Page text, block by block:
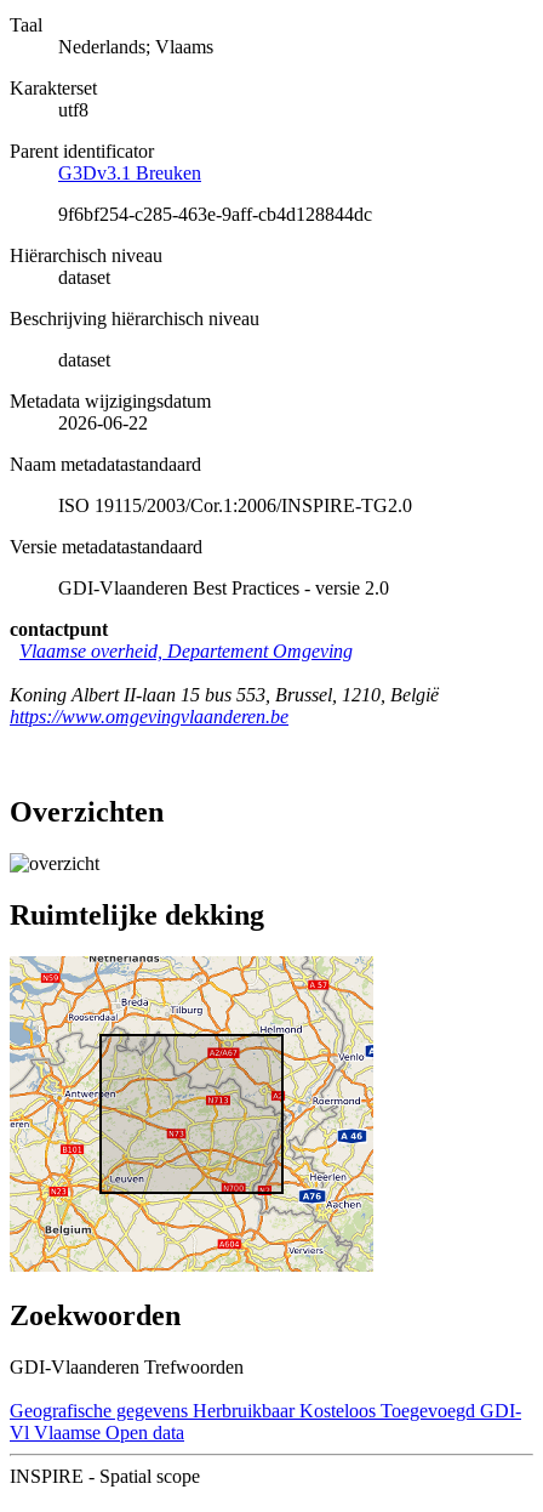
Taal
Nederlands; Vlaams
Karakterset
utf8
Parent identificator
G3Dv3.1 Breuken
9f6bf254-c285-463e-9aff-cb4d128844dc
Hiërarchisch niveau
dataset
Beschrijving hiërarchisch niveau
dataset
Metadata wijzigingsdatum
2026-06-22
Naam metadatastandaard
ISO 19115/2003/Cor.1:2006/INSPIRE-TG2.0
Versie metadatastandaard
GDI-Vlaanderen Best Practices - versie 2.0
contactpunt
Vlaamse overheid, Departement Omgeving
Koning Albert II-laan 15 bus 553 Brussel 1210 België
https://www.omgevingvlaanderen.be
Overzichten
Ruimtelijke dekking
Zoekwoorden
GDI-Vlaanderen Trefwoorden
Geografische gegevens Herbruikbaar Kosteloos Toegevoegd GDI-
Vl Vlaamse Open data
INSPIRE - Spatial scope